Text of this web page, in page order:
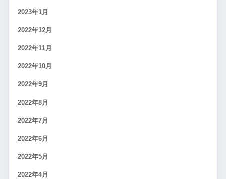
2023年1月
2022年12月
2022年11月
2022年10月
2022年9月
2022年8月
2022年7月
2022年6月
2022年5月
2022年4月